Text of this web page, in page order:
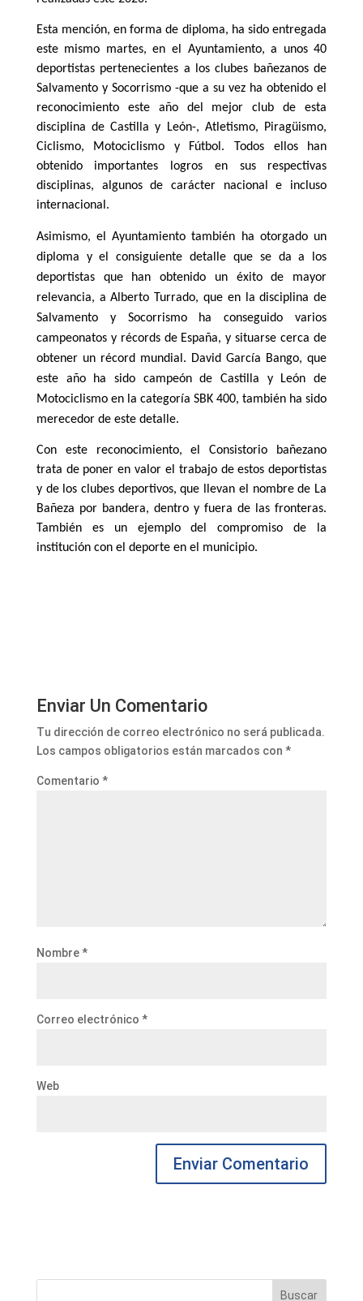
Esta mención, en forma de diploma, ha sido entregada
este mismo martes, en el Ayuntamiento, a unos 40
deportistas pertenecientes a los clubes bañezanos de
Salvamento y Socorrismo -que a su vez ha obtenido el
reconocimiento este año del mejor club de esta
disciplina de Castilla y León-, Atletismo, Piragüismo,
Ciclismo, Motociclismo y Fútbol. Todos ellos han
obtenido importantes logros en sus respectivas
disciplinas, algunos de carácter nacional e incluso
internacional.
Asimismo, el Ayuntamiento también ha otorgado un
diploma y el consiguiente detalle que se da a los
deportistas que han obtenido un éxito de mayor
relevancia, a Alberto Turrado, que en la disciplina de
Salvamento y Socorrismo ha conseguido varios
campeonatos y récords de España, y situarse cerca de
obtener un récord mundial. David García Bango, que
este año ha sido campeón de Castilla y León de
Motociclismo en la categoría SBK 400, también ha sido
merecedor de este detalle.
Con este reconocimiento, el Consistorio bañezano
trata de poner en valor el trabajo de estos deportistas
y de los clubes deportivos, que llevan el nombre de La
Bañeza por bandera, dentro y fuera de las fronteras.
También es un ejemplo del compromiso de la
institución con el deporte en el municipio.
Enviar Un Comentario
Tu dirección de correo electrónico no será publicada.
Los campos obligatorios están marcados con *
Comentario *
Nombre*
Correo electrónico *
Web